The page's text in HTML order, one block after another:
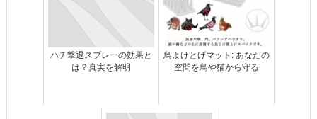
ハチ撃退スプレーの効果と
は？真実を解明
鳥よけとげマット: あなたの
空間を鳥や猫から守る